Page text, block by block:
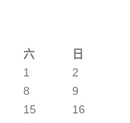
六 日
1
2
8
9
15
16